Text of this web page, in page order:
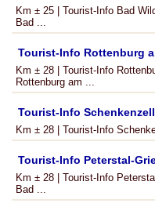
Km ± 25 | Tourist-Info Bad
Bad ...
Tourist-Info Rottenburg
Km ± 28 | Tourist-Info
Rottenburg am ...
Tourist-Info Schenkenzell
Km ± 28 | Tourist-Info
Tourist-Info Peterstal-
Km ± 28 | Tourist-Info
Bad ...